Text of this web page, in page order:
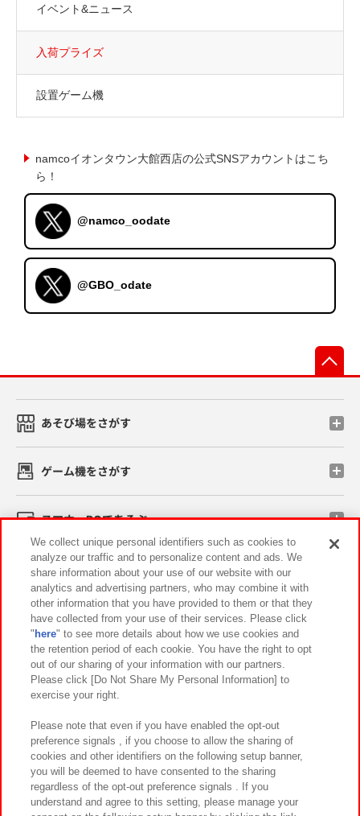
イベント&ニュース
入荷プライズ
設置ゲーム機
namcoイオンタウン大館西店の公式SNSアカウントはこち
ら！
@namco_oodate
@GBO_odate
あそび場をさがす
ゲーム機をさがす
スマホ・PCであそぶ
イベント・キャンペーン
関連会社 サステナビリティ サイトポリシー
プライバシーポリシー ウェブアクセシビリティ方針と検証結果
お取引先さまとともに
カスタマーハラスメント対応方針 よくあるご質問・お問い合わせ
We collect unique personal identifiers such as cookies to
analyze our traffic and to personalize content and ads. We
share information about your use of our website with our
analytics and advertising partners, who may combine it with
other information that you have provided to them or that they
have collected from your use of their services. Please click
" here" to see more details about how we use cookies and
the retention period of each cookie. You have the right to opt
out of our sharing of your information with our partners.
Please click [Do Not Share My Personal Information] to
exercise your right.
Please note that even if you have enabled the opt-out
preference signals , if you choose to allow the sharing of
cookies and other identifiers on the following setup banner,
you will be deemed to have consented to the sharing
regardless of the opt-out preference signals . If you
understand and agree to this setting, please manage your